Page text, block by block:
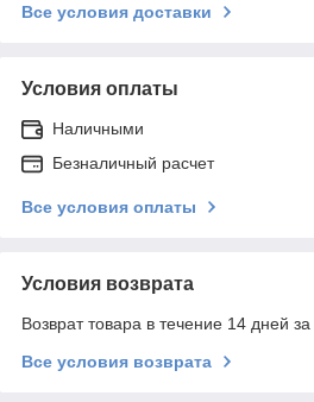
Все условия доставки
Условия оплаты
Наличными
Безналичный расчет
Все условия оплаты
Условия возврата
Возврат товара в течение 14 дней за
Все условия возврата